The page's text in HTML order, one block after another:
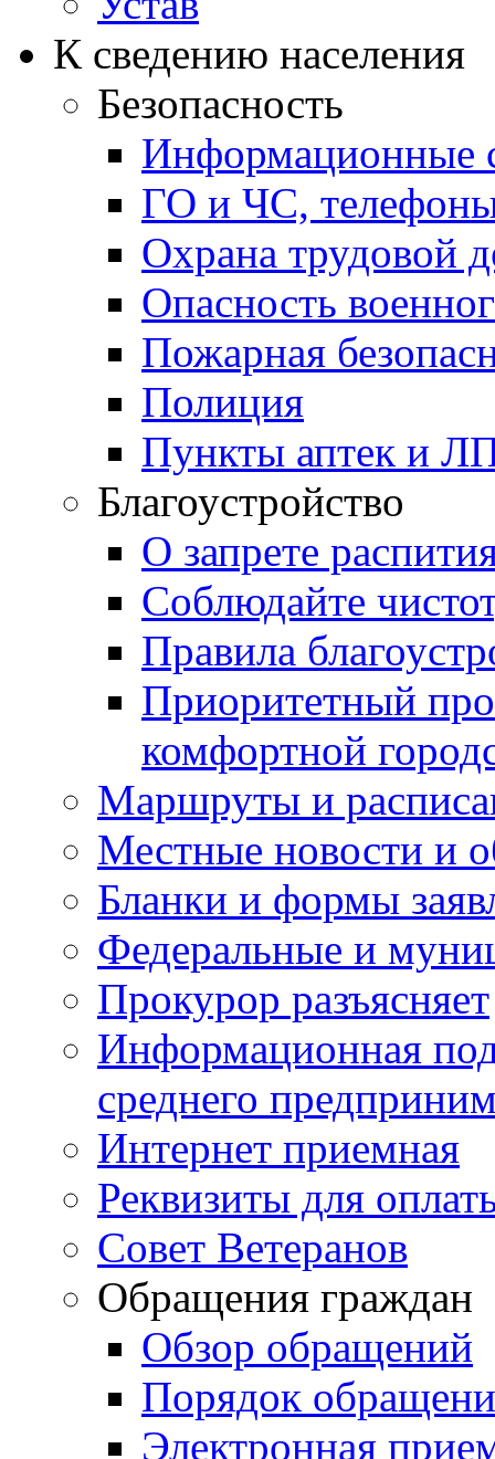
К сведению населения
Безопасность
Информационные
ГО и ЧС,
Охрана трудовой
Опасность
Пожарная
Полиция
Пункты аптек и
Благоустройство
О запрете
Соблюдайте
Правила
Приоритетный
комфортной
Маршруты и
Местные новости и
Бланки и формы
Федеральные и
Прокурор разъясняет
Информационная
среднего
Интернет приемная
Реквизиты для
Совет Ветеранов
Обращения граждан
Обзор обращений
Порядок
Электронная